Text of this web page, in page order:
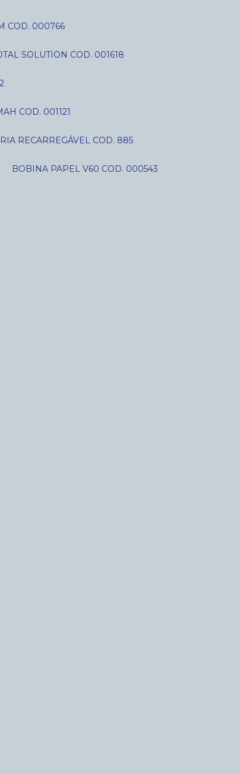
COD. 000766
SOLUTION COD. 001618
COD. 001121
RECARREGÁVEL COD. 885
BOBINA PAPEL V60 COD. 000543